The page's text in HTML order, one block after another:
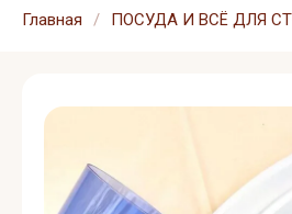
Главная / ПОСУДА И ВСЁ ДЛЯ